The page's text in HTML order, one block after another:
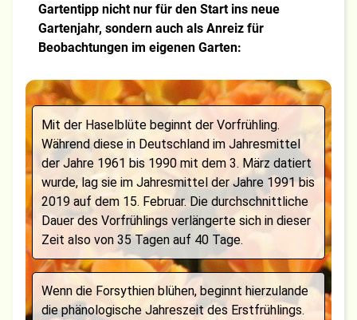
Gartentipp nicht nur für den Start ins neue
Gartenjahr, sondern auch als Anreiz für
Beobachtungen im eigenen Garten:
Mit der Haselblüte beginnt der Vorfrühling.
Während diese in Deutschland im Jahresmittel
der Jahre 1961 bis 1990 mit dem 3. März datiert
wurde, lag sie im Jahresmittel der Jahre 1991 bis
2019 auf dem 15. Februar. Die durchschnittliche
Dauer des Vorfrühlings verlängerte sich in dieser
Zeit also von 35 Tagen auf 40 Tage.
Wenn die Forsythien blühen, beginnt hierzulande
die phänologische Jahreszeit des Erstfrühlings.